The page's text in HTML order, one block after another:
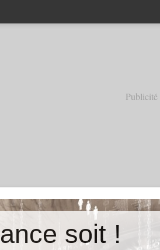
Publicité
soit !